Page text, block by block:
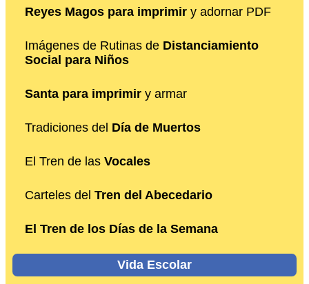
Reyes Magos para imprimir y adornar PDF
Imágenes de Rutinas de Distanciamiento
Social para Niños
Santa para imprimir y armar
Tradiciones del Día de Muertos
El Tren de las Vocales
Carteles del Tren del Abecedario
El Tren de los Días de la Semana
Vida Escolar